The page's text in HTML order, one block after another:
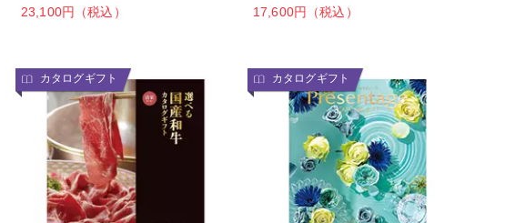
23,100円（税込） 17,600円（税込）
カタログギフト カタログギフト